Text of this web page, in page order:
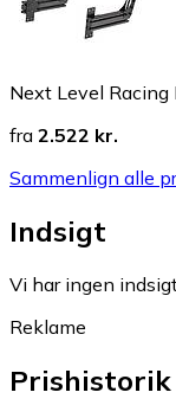
Next Level
fra 2.522 kr.
Sammenlign alle
Indsigt
Vi har ingen
Reklame
Prishistorik